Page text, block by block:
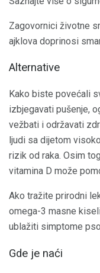
Zagovornici životne
ajklova doprinosi
Alternative
Kako biste povećali
izbjegavati pušenje,
vežbati i održavati
ljudi sa dijetom
rizik od raka. Osim
vitamina D može
Ako tražite prirodni
omega-3 masne
ublažiti simptome
Gde je naći